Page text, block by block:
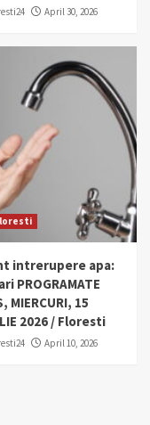
April 30, 2026
intrerupere apa:
PROGRAMATE
MIERCURI, 15
2026 / Floresti
April 10, 2026